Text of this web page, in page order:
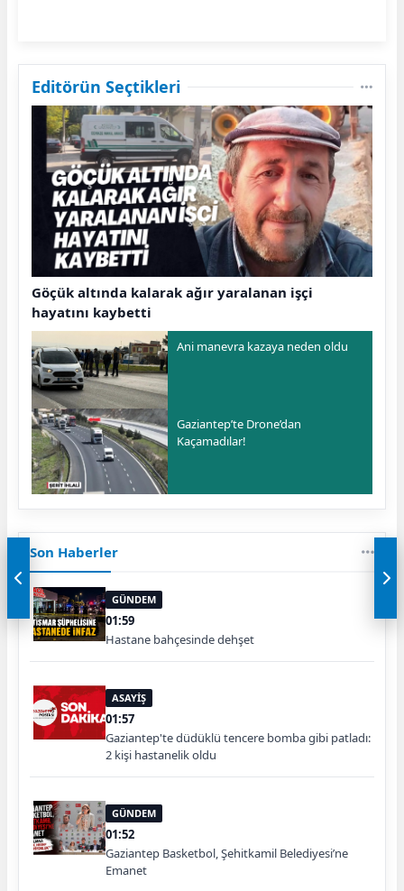
Editörün Seçtikleri
Göçük altında kalarak ağır yaralanan işçi
hayatını kaybetti
Ani manevra kazaya neden oldu
Gaziantep’te Drone’dan
Kaçamadılar!
Son Haberler
GÜNDEM
01:59
Hastane bahçesinde dehşet
ASAYİŞ
01:57
Gaziantep'te düdüklü tencere bomba gibi patladı:
2 kişi hastanelik oldu
GÜNDEM
01:52
Gaziantep Basketbol, Şehitkamil Belediyesi’ne
Emanet